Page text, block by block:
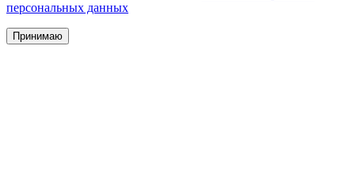
персональных данных
Принимаю